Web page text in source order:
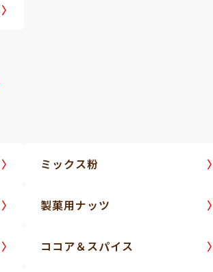
ミックス粉
製菓用ナッツ
ココア＆スパイス